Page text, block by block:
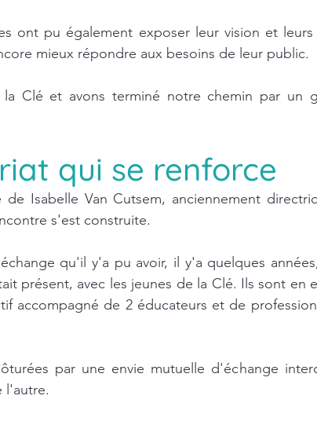
ont pu également exposer leur vision et leurs
mieux répondre aux besoins de leur public.
la Clé et avons terminé notre chemin par un
qui se renforce
Isabelle Van Cutsem, anciennement
s'est construite.
qu'il y'a pu avoir, il y'a quelques
présent, avec les jeunes de la Clé. Ils sont en
accompagné de 2 éducateurs et de
par une envie mutuelle d'échange
l'autre.